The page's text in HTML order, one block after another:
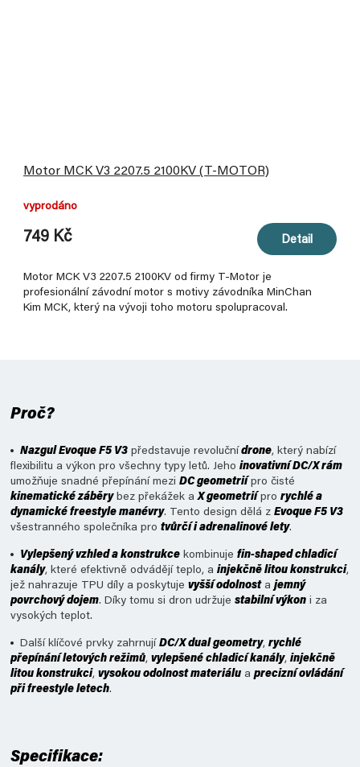
Motor MCK V3 2207.5 2100KV (T-MOTOR)
vyprodáno
749 Kč Detail
Motor MCK V3 2207.5 2100KV od firmy T-Motor je
profesionální závodní motor s motivy závodníka MinChan
Kim MCK, který na vývoji toho motoru spolupracoval.
Proč?
Nazgul Evoque F5 V3 představuje revoluční drone, který nabízí
flexibilitu a výkon pro všechny typy letů. Jeho inovativní DC/X rám
umožňuje snadné přepínání mezi DC geometrií pro čisté
kinematické záběrybez překážek aX geometrií pro rychlé a
dynamické freestyle manévry. Tento design dělá z Evoque F5 V3
všestranného společníka pro tvůrčí i adrenalinové lety.
Vylepšený vzhled a konstrukce kombinuje fin-shaped chladicí
kanály, které efektivně odvádějí teplo, a injekčně litou konstrukci,
jež nahrazuje TPU díly a poskytuje vyšší odolnosta jemný
povrchový dojem. Díky tomu si dron udržuje stabilní výkon i za
vysokých teplot.
Další klíčové prvky zahrnují DC/X dual geometry, rychlé
přepínání letových režimů, vylepšené chladicí kanály, injekčně
litou konstrukci, vysokou odolnost materiálu aprecizní ovládání
při freestyle letech.
Specifikace: